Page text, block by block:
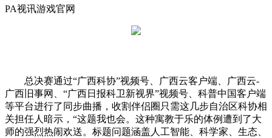
PA视讯游戏官网
总决赛通过“广西科协”视频号、广西云客户端、广西云-
广西旧事网、“广西日报科卫新视界”视频号、科普中国客户端
等平台进行了同步曲播，收割伴侣圈只需这几步自治区科协相
关担任人暗示，“这题我也会。这种寓教于乐的体例遭到了大
师的强烈热闹欢送。标题问题涵盖人工智能、科学家、生态、